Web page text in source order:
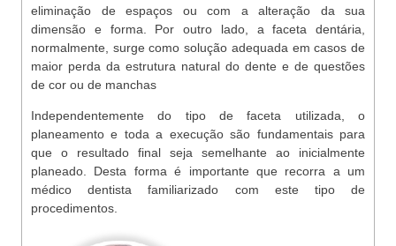
eliminação de espaços ou com a alteração da sua
dimensão e forma. Por outro lado, a faceta dentária,
normalmente, surge como solução adequada em casos de
maior perda da estrutura natural do dente e de questões
de cor ou de manchas
Independentemente do tipo de faceta utilizada, o
planeamento e toda a execução são fundamentais para
que o resultado final seja semelhante ao inicialmente
planeado. Desta forma é importante que recorra a um
médico dentista familiarizado com este tipo de
procedimentos.